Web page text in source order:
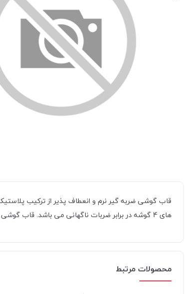
های 4 گوشه در برابر ضربات ناگهانی می باشد. قاب گوشی با دکمه های کنترلی رنگی زیبایی خاصی به آن داده که در رنگ های متنوعی در فروشگاه اینترنتی جانبی با ما موجود می باشد.
محصولات مرتبط